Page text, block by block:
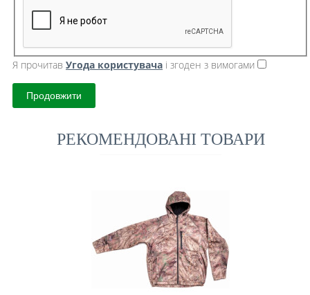
Я прочитав Угода користувача і згоден з вимогами
Продовжити
РЕКОМЕНДОВАНІ ТОВАРИ